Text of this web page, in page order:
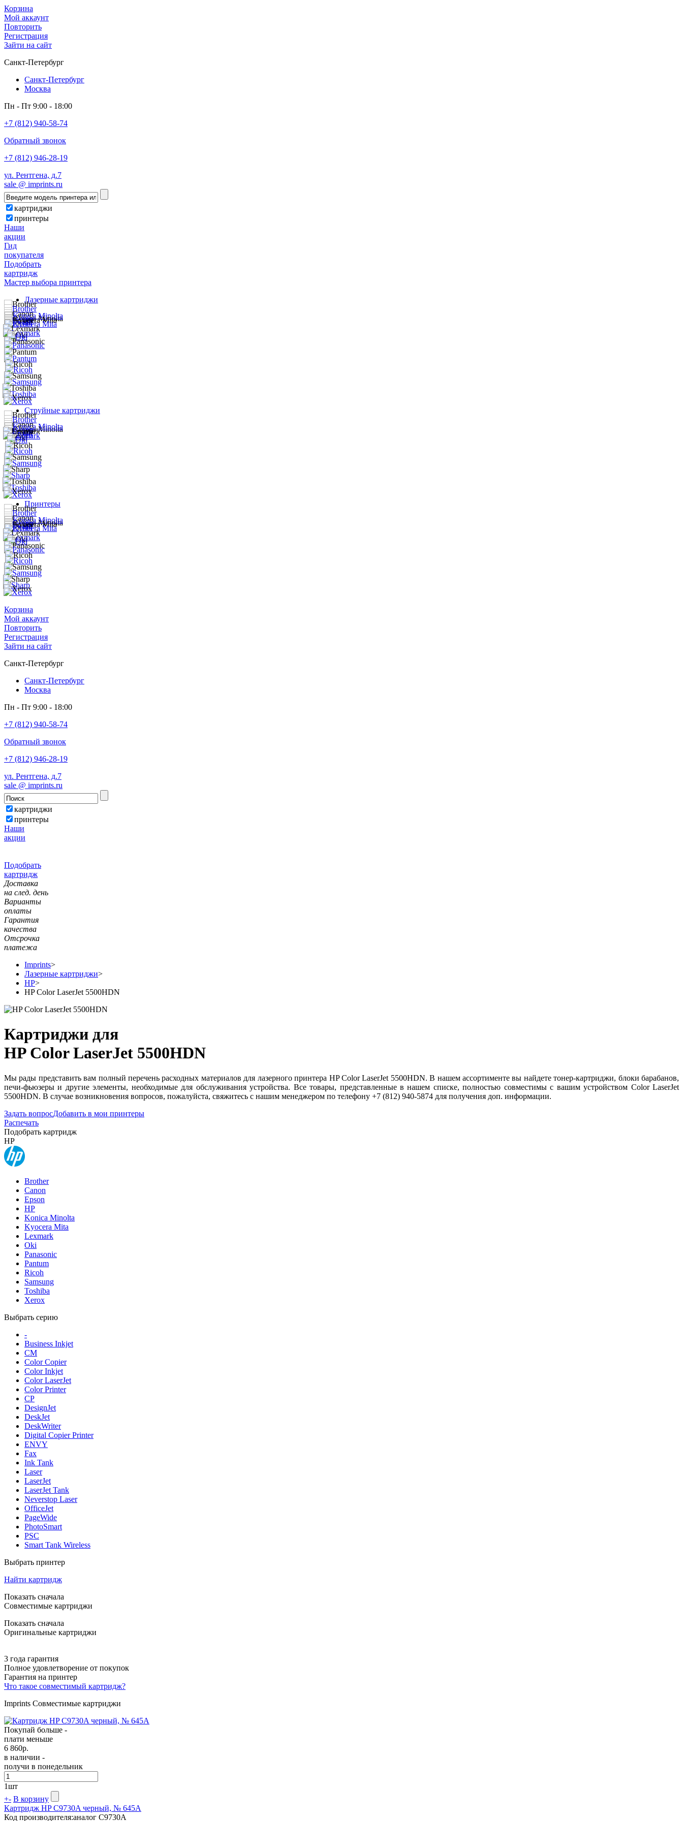
Корзина
Мой аккаунт
Повторить
Регистрация
Зайти на сайт
Санкт-Петербург
Санкт-Петербург
Москва
Пн - Пт 9:00 - 18:00
+7 (812) 940-58-74
Обратный звонок
+7 (812) 946-28-19
ул. Рентгена, д.7
sale @ imprints.ru
картриджи
принтеры
Наши
акции
Гид
покупателя
Подобрать
картридж
Мастер выбора принтера
Лазерные картриджи
Струйные картриджи
Принтеры
Корзина
Мой аккаунт
Повторить
Регистрация
Зайти на сайт
Санкт-Петербург
Санкт-Петербург
Москва
Пн - Пт 9:00 - 18:00
+7 (812) 940-58-74
Обратный звонок
+7 (812) 946-28-19
ул. Рентгена, д.7
sale @ imprints.ru
картриджи
принтеры
Наши
акции
Подобрать
картридж
Доставка
на след. день
Варианты
оплаты
Гарантия
качества
Отсрочка
платежа
Imprints>
Лазерные картриджи>
HP>
HP Color LaserJet 5500HDN
Картриджи для
HP Color LaserJet 5500HDN
Мы рады представить вам полный перечень расходных материалов для лазерного принтера HP Color LaserJet 5500HDN. В нашем ассортименте вы найдете тонер-картриджи, блоки барабанов,
печи-фьюзеры и другие элементы, необходимые для обслуживания устройства. Все товары, представленные в нашем списке, полностью совместимы с вашим устройством Color LaserJet
5500HDN. В случае возникновения вопросов, пожалуйста, свяжитесь с нашим менеджером по телефону +7 (812) 940-5874 для получения доп. информации.
Задать вопросДобавить в мои принтеры
Распечать
Подобрать картридж
HP
Brother
Canon
Epson
HP
Konica Minolta
Kyocera Mita
Lexmark
Oki
Panasonic
Pantum
Ricoh
Samsung
Toshiba
Xerox
Выбрать серию
-
Business Inkjet
CM
Color Copier
Color Inkjet
Color LaserJet
Color Printer
CP
DesignJet
DeskJet
DeskWriter
Digital Copier Printer
ENVY
Fax
Ink Tank
Laser
LaserJet
LaserJet Tank
Neverstop Laser
OfficeJet
PageWide
PhotoSmart
PSC
Smart Tank Wireless
Выбрать принтер
Найти картридж
Показать сначала
Совместимые картриджи
Показать сначала
Оригинальные картриджи
3 года гарантия
Полное удовлетворение от покупок
Гарантия на принтер
Что такое совместимый картридж?
Imprints Совместимые картриджи
Покупай больше -
плати меньше
6 860р.
в наличии -
получи в понедельник
1шт
+- В корзину
Картридж HP C9730A черный, № 645A
Код производителя:аналог C9730A